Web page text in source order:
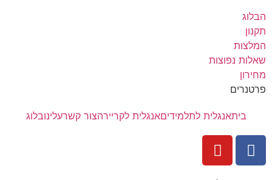
הבלוג
תקנון
המלצות
שאלות נפוצות
מחירון
פרטנרים
ביתאנגלית לתלמידיםאנגלית לקריירהצור קשרעלינובלוג